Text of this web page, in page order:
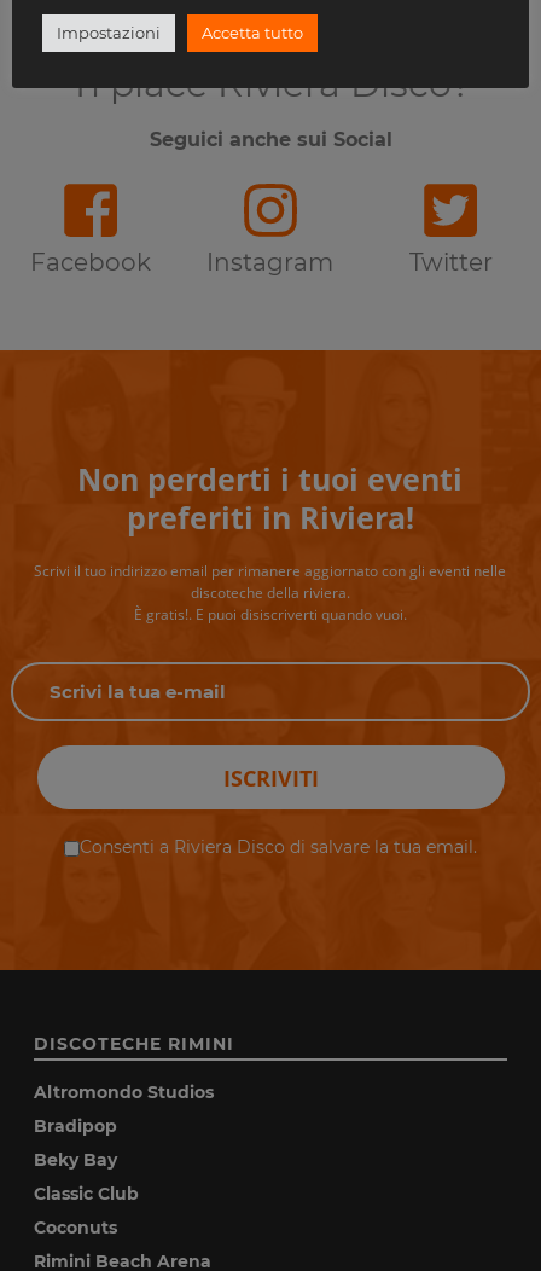
Ti piace Riviera Disco?
Seguici anche sui Social
Facebook Instagram Twitter
Non perderti i tuoi eventi
preferiti in Riviera!
Scrivi il tuo indirizzo email per rimanere aggiornato con gli eventi nelle
discoteche della riviera.
È gratis!. E puoi disiscriverti quando vuoi.
ISCRIVITI
Consenti a Riviera Disco di salvare la tua email.
DISCOTECHE RIMINI
Altromondo Studios
Bradipop
Beky Bay
Classic Club
Coconuts
Rimini Beach Arena
Impostazioni Accetta tutto